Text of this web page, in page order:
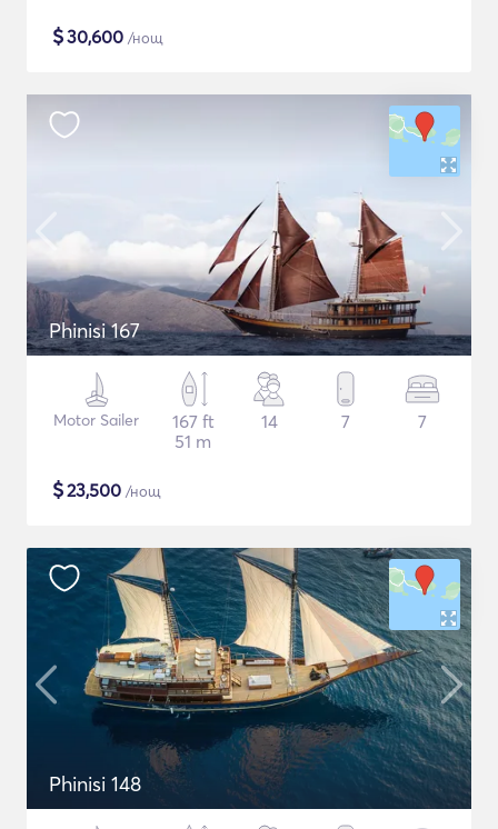
$30,600 /нощ
Phinisi 167
Motor Sailer
167 ft
51 m
14 7 7
$23,500 /нощ
Phinisi 148